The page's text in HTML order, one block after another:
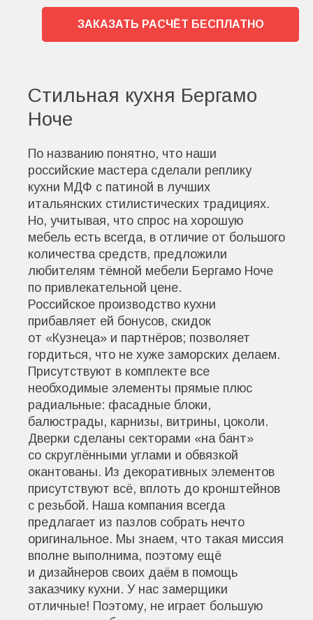
ЗАКАЗАТЬ РАСЧЁТ БЕСПЛАТНО
Стильная кухня Бергамо
Ноче
По названию понятно, что наши
российские мастера сделали реплику
кухни МДФ с патиной в лучших
итальянских стилистических традициях.
Но, учитывая, что спрос на хорошую
мебель есть всегда, в отличие от большого
количества средств, предложили
любителям тёмной мебели Бергамо Ноче
по привлекательной цене.
Российское производство кухни
прибавляет ей бонусов, скидок
от «Кузнеца» и партнёров; позволяет
гордиться, что не хуже заморских делаем.
Присутствуют в комплекте все
необходимые элементы прямые плюс
радиальные: фасадные блоки,
балюстрады, карнизы, витрины, цоколи.
Дверки сделаны секторами «на бант»
со скруглёнными углами и обвязкой
окантованы. Из декоративных элементов
присутствуют всё, вплоть до кронштейнов
с резьбой. Наша компания всегда
предлагает из пазлов собрать нечто
оригинальное. Мы знаем, что такая миссия
вполне выполнима, поэтому ещё
и дизайнеров своих даём в помощь
заказчику кухни. У нас замерщики
отличные! Поэтому, не играет большую